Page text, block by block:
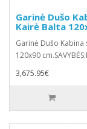
Garinė Dušo
Kairė Balta
Garinė Dušo Kabina
120x90
3,675.95€